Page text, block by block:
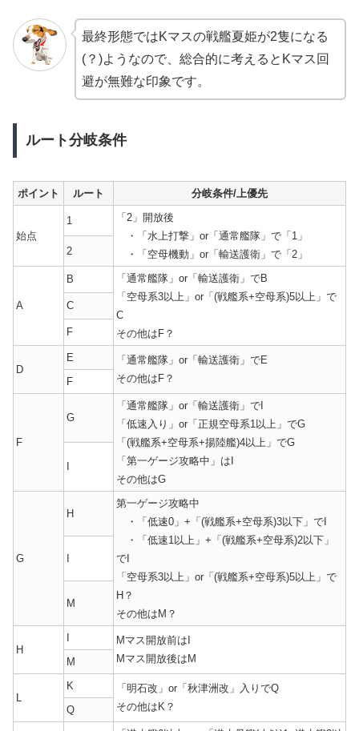
最終形態ではKマスの戦艦夏姫が2隻になる
(？)ようなので、総合的に考えるとKマス回
避が無難な印象です。
ルート分岐条件
ポイント ルート 分岐条件/上優先
始点
1
「2」開放後
・「水上打撃」or「通常艦隊」で「1」
・「空母機動」or「輸送護衛」で「2」
2
A
B
「通常艦隊」or「輸送護衛」でB
「空母系3以上」or「(戦艦系+空母系)5以上」で
C
その他はF？
C
F
D
E
「通常艦隊」or「輸送護衛」でE
その他はF？
F
F
G
「通常艦隊」or「輸送護衛」でI
「低速入り」or「正規空母系1以上」でG
「(戦艦系+空母系+揚陸艦)4以上」でG
「第一ゲージ攻略中」はI
その他はG
G
H
第一ゲージ攻略中
・「低速0」+「(戦艦系+空母系)3以下」でI
・「低速1以上」+「(戦艦系+空母系)2以下」
でI
「空母系3以上」or「(戦艦系+空母系)5以上」で
H？
その他はM？
M
H
Mマス開放前はI
Mマス開放後はM
M
L
K
「明石改」or「秋津洲改」入りでQ
その他はK？
Q